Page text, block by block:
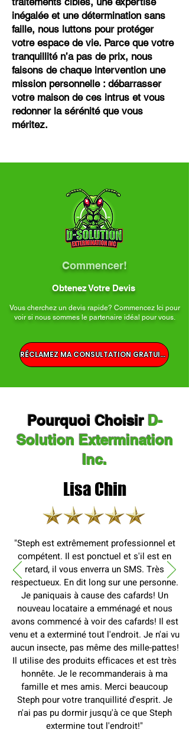
inégalée et une détermination sans
faille, nous luttons pour protéger
votre espace de vie. Parce que votre
tranquillité n’a pas de prix, nous
faisons de chaque intervention une
mission personnelle : débarrasser
votre maison de ces intrus et vous
redonner la sérénité que vous
méritez.
Commencer!
Obtenez Votre Devis
Vous cherchez un devis rapide? Commencez Ici pour
voir si nous sommes le partenaire idéal pour vous.
RÉCLAMEZ MA CONSULTATION GRATUITE
Pourquoi Choisir D-
Solution Extermination
Inc.
Lisa Chin
"Steph est extrêmement professionnel et
compétent. Il est ponctuel et s'il est en
retard, il vous enverra un SMS. Très
respectueux. En dit long sur une personne.
Je paniquais à cause des cafards! Un
nouveau locataire a emménagé et nous
avons commencé à voir des cafards! Il est
venu et a exterminé tout l'endroit. Je n'ai vu
aucun insecte, pas même des mille-pattes!
Il utilise des produits efficaces et est très
honnête. Je le recommanderais à ma
famille et mes amis. Merci beaucoup
Steph pour votre tranquillité d'esprit. Je
n'ai pas pu dormir jusqu'à ce que Steph
extermine tout l'endroit!"